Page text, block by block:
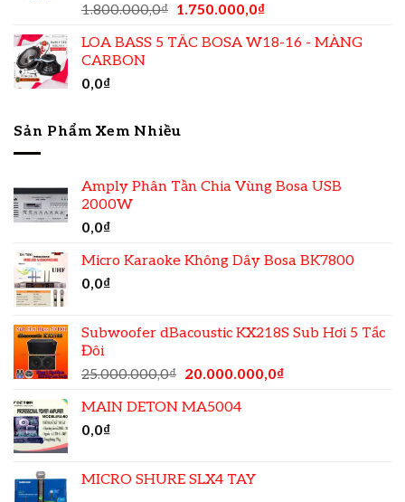
1.800.000,0₫ 1.750.000,0₫
LOA BASS 5 TẤC BOSA W18-16 - MÀNG
CARBON
0,0₫
Sản Phẩm Xem Nhiều
Amply Phân Tần Chia Vùng Bosa USB
2000W
0,0₫
Micro Karaoke Không Dây Bosa BK7800
0,0₫
Subwoofer dBacoustic KX218S Sub Hơi 5 Tấc
Đôi
25.000.000,0₫ 20.000.000,0₫
MAIN DETON MA5004
0,0₫
MICRO SHURE SLX4 TAY